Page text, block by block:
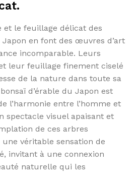
et le feuillage délicat des
Japon en font des œuvres d’art
incomparable. Leurs
leur feuillage finement ciselé
de la nature dans toute sa
d’érable du Japon est
l’harmonie entre l’homme et
spectacle visuel apaisant et
de ces arbres
véritable sensation de
invitant à une connexion
naturelle qui les